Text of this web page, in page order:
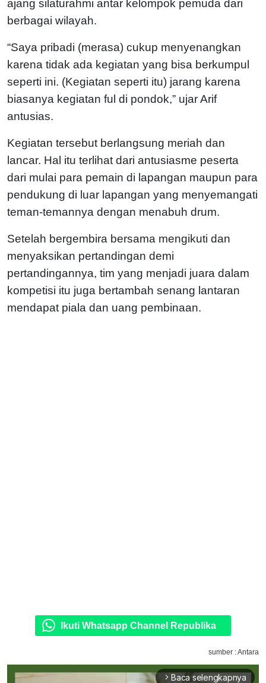
ajang silaturahmi antar kelompok pemuda dari
berbagai wilayah.
“Saya pribadi (merasa) cukup menyenangkan
karena tidak ada kegiatan yang bisa berkumpul
seperti ini. (Kegiatan seperti itu) jarang karena
biasanya kegiatan ful di pondok,” ujar Arif
antusias.
Kegiatan tersebut berlangsung meriah dan
lancar. Hal itu terlihat dari antusiasme peserta
dari mulai para pemain di lapangan maupun para
pendukung di luar lapangan yang menyemangati
teman-temannya dengan menabuh drum.
Setelah bergembira bersama mengikuti dan
menyaksikan pertandingan demi
pertandingannya, tim yang menjadi juara dalam
kompetisi itu juga bertambah senang lantaran
mendapat piala dan uang pembinaan.
Ikuti Whatsapp Channel Republika
sumber : Antara
arrow_forward_ios Baca selengkapnya